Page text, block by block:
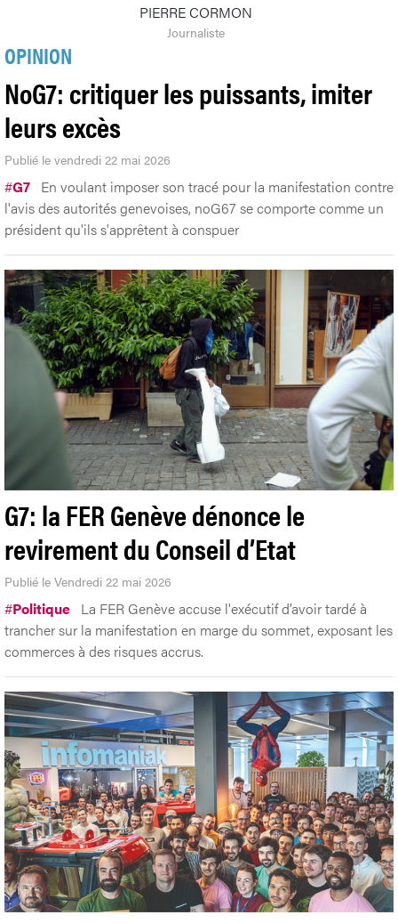
PIERRE CORMON
Journaliste
OPINION
NoG7: critiquer les puissants, imiter
leurs excès
Publié le vendredi 22 mai 2026
#G7 En voulant imposer son tracé pour la manifestation contre
l'avis des autorités genevoises, noG67 se comporte comme un
président qu'ils s'apprêtent à conspuer
G7: la FER Genève dénonce le
revirement du Conseil d’Etat
Publié le Vendredi 22 mai 2026
#Politique La FER Genève accuse l'exécutif d’avoir tardé à
trancher sur la manifestation en marge du sommet, exposant les
commerces à des risques accrus.